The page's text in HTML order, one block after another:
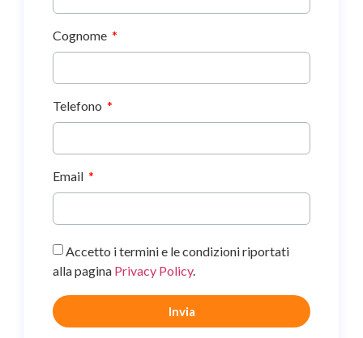
Cognome
Telefono
Email
Accetto i termini e le condizioni riportati
alla pagina Privacy Policy.
Invia